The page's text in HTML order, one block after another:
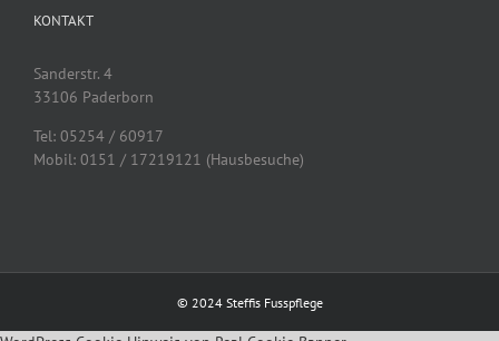
KONTAKT
Sanderstr. 4
33106 Paderborn
Tel: 05254 / 60917
Mobil: 0151 / 17219121 (Hausbesuche)
© 2024 Steffis Fusspflege